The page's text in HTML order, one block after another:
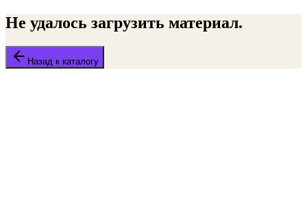
Не удалось загрузить материал.
Назад к каталогу